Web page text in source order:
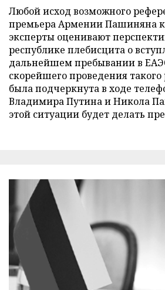
Любой исход возможного
премьера Армении Пашиняна
эксперты оценивают
республике плебисцита о
дальнейшем пребывании в
скорейшего проведения
была подчеркнута в ходе
Владимира Путина и Никола
этой ситуации будет делать